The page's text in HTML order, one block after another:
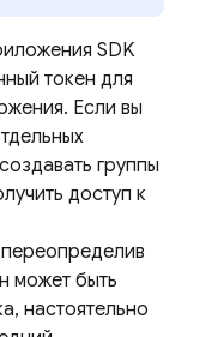
SDK
токен для
Если вы
группы
доступ к
может быть
настоятельно